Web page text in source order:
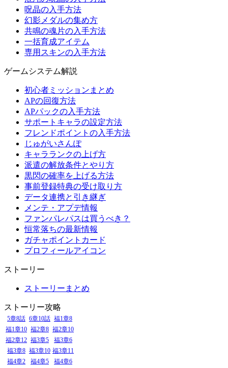
呪晶の入手方法
幻影メダルの集め方
共鳴の魂片の入手方法
一括育成アイテム
専用スキンの入手方法
ゲームシステム解説
初心者ミッションまとめ
APの回復方法
APパックの入手方法
サポートキャラの設定方法
フレンドポイントの入手方法
じゅがいさんぽ
キャラランクの上げ方
派遣の解放条件とやり方
黒閃の確率を上げる方法
事前登録特典の受け取り方
データ連携と引き継ぎ
メンテ・アプデ情報
ファンパレパスは買うべき？
恒常落ちの最新情報
ガチャポイントカード
プロフィールアイコン
ストーリー
ストーリーまとめ
ストーリー攻略
5章8話 6章10話 福1章8
福1章10 福2章8 福2章10
福2章12 福3章5
福3章6
福3章8 福3章10 福3章11
福4章2
福4章5
福4章6